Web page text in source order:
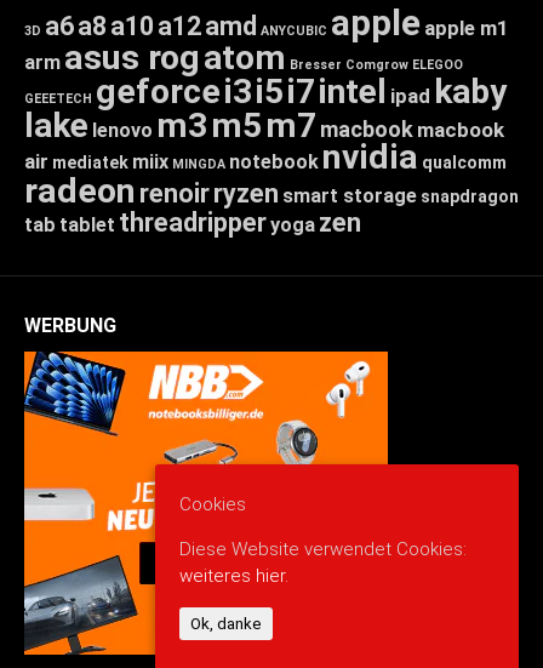
3D a6a8 a10 a12amd ANYCUBIC apple apple m1
arm asus rogatom Bresser Comgrow ELEGOO
GEEETECH geforcei3i5i7intel ipad kaby
lake lenovo m3m5m7 macbook macbook
air mediatek miix MINGDA notebook nvidia qualcomm
radeon renoirryzen smart storage snapdragon
tab tablet threadripperyoga zen
WERBUNG
Cookies
Diese Website verwendet Cookies:
weiteres hier.
Ok, danke